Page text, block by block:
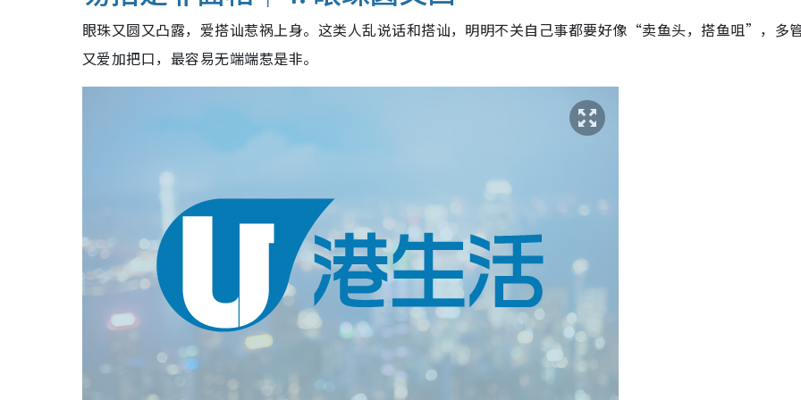
眼珠又圆又凸露，爱搭讪惹祸上身。这类人乱说话和搭讪，明明不关自己事都要好像“卖鱼头，搭鱼咀”，多
又爱加把口，最容易无端端惹是非。